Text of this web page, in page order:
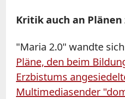
Kritik auch an
"Maria 2.0" wandte
Pläne, den beim
Erzbistums
Multimediasender